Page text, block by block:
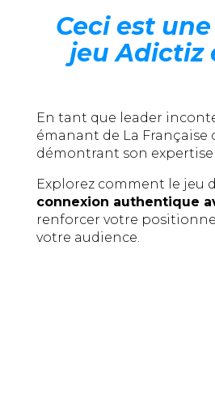
Ceci est
jeu Adictiz
En tant que leader
émanant de La Française
démontrant son
Explorez comment le jeu
connexion authentique
renforcer votre
votre audience.